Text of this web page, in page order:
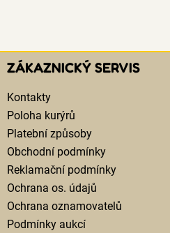
ZÁKAZNICKÝ SERVIS
Kontakty
Poloha kurýrů
Platební způsoby
Obchodní podmínky
Reklamační podmínky
Ochrana os. údajů
Ochrana oznamovatelů
Podmínky aukcí